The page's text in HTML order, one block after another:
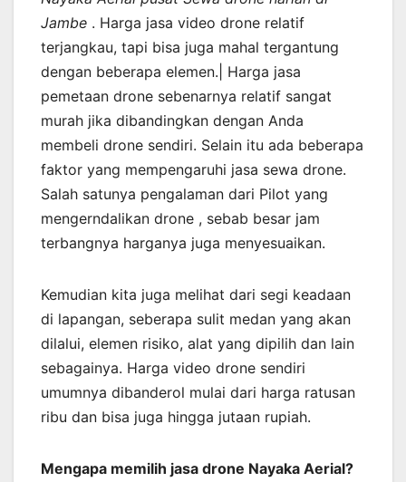
Jambe . Harga jasa video drone relatif
terjangkau, tapi bisa juga mahal tergantung
dengan beberapa elemen.| Harga jasa
pemetaan drone sebenarnya relatif sangat
murah jika dibandingkan dengan Anda
membeli drone sendiri. Selain itu ada beberapa
faktor yang mempengaruhi jasa sewa drone.
Salah satunya pengalaman dari Pilot yang
mengerndalikan drone , sebab besar jam
terbangnya harganya juga menyesuaikan.
Kemudian kita juga melihat dari segi keadaan
di lapangan, seberapa sulit medan yang akan
dilalui, elemen risiko, alat yang dipilih dan lain
sebagainya. Harga video drone sendiri
umumnya dibanderol mulai dari harga ratusan
ribu dan bisa juga hingga jutaan rupiah.
Mengapa memilih jasa drone Nayaka Aerial?